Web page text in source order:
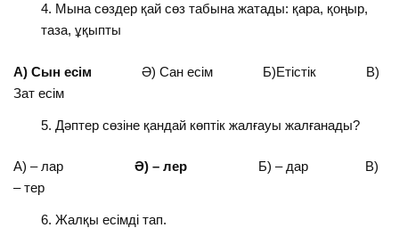
Мына сөздер қай сөз табына жатады: қара, қоңыр,
таза, ұқыпты
А) Сын есім Ә) Сан есім Б)Етістік В)
Зат есім
Дәптер сөзіне қандай көптік жалғауы жалғанады?
А) – ларӘ) – лер Б) – дар В)
– тер
Жалқы есімді тап.